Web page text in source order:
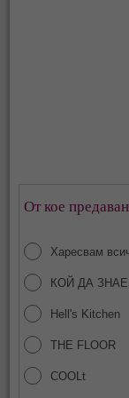
От кое
Харесвам
КОЙ ДА
Hell's Kitchen
THE FLOOR
COOLt